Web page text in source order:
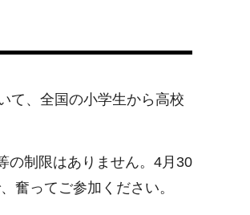
て、全国の小学生から高校
の制限はありません。4月30
奮ってご参加ください。